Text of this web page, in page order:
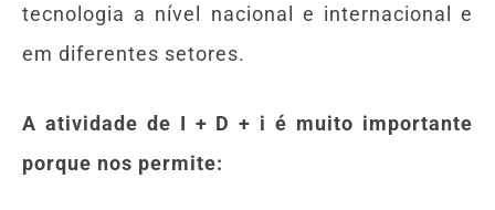
tecnologia a nível nacional e internacional e
em diferentes setores.
A atividade de I + D + i é muito importante
porque nos permite: